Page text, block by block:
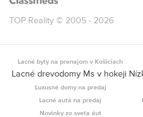
TOP Reality © 2005 - 2026
Lacné byty na prenajom v Košiciach
Lacné drevodomy Ms v hokeji
Luxusné domy na predaj
Lacné autá na predaj
Novinky zo sveta áut